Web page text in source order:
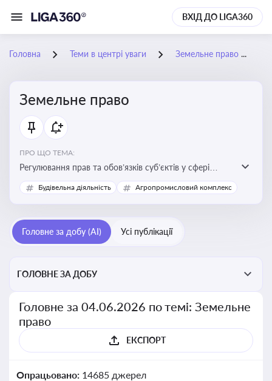
ВХІД ДО LIGA360
Головна Теми в центрі уваги Земельне право
Земельне право
ПРО ЩО ТЕМА:
Регулювання прав та обов’язків суб’єктів у сфері
користування землею, земельний сервітут, що є
критично важливим для захисту майнових прав
ефективного управління земельними ресурсами
Будівельна діяльність Агропромисловий комплекс
Головне за добу (AI) Усі публікації
ГОЛОВНЕ ЗА ДОБУ
Головне за 04.06.2026 по темі: Земельне
право
ЕКСПОРТ
Опрацьовано: 14685 джерел